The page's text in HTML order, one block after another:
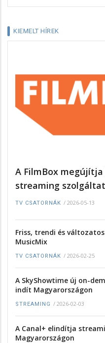
KIEMELT HÍREK
A FilmBox
streaming
TV CSATORNÁK / 2026-05-13
Friss, trendi és
MusicMix
TV CSATORNÁK / 2026-02-25
A SkyShowtime új on-
indít Magyarországon
STREAMING / 2026-02-03
A Canal+ elindítja
Magyarországon